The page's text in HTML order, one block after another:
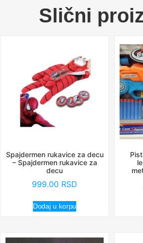
Slični
Spajdermen rukavice za decu
– Spajdermen rukavice za
decu
999.00 RSD
Dodaj u korpu